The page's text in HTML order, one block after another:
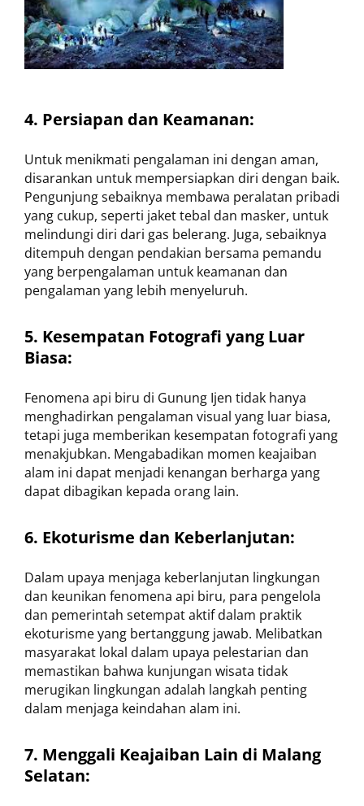
4. Persiapan dan Keamanan:
Untuk menikmati pengalaman ini dengan aman,
disarankan untuk mempersiapkan diri dengan baik.
Pengunjung sebaiknya membawa peralatan pribadi
yang cukup, seperti jaket tebal dan masker, untuk
melindungi diri dari gas belerang. Juga, sebaiknya
ditempuh dengan pendakian bersama pemandu
yang berpengalaman untuk keamanan dan
pengalaman yang lebih menyeluruh.
5. Kesempatan Fotografi yang Luar
Biasa:
Fenomena api biru di Gunung Ijen tidak hanya
menghadirkan pengalaman visual yang luar biasa,
tetapi juga memberikan kesempatan fotografi yang
menakjubkan. Mengabadikan momen keajaiban
alam ini dapat menjadi kenangan berharga yang
dapat dibagikan kepada orang lain.
6. Ekoturisme dan Keberlanjutan:
Dalam upaya menjaga keberlanjutan lingkungan
dan keunikan fenomena api biru, para pengelola
dan pemerintah setempat aktif dalam praktik
ekoturisme yang bertanggung jawab. Melibatkan
masyarakat lokal dalam upaya pelestarian dan
memastikan bahwa kunjungan wisata tidak
merugikan lingkungan adalah langkah penting
dalam menjaga keindahan alam ini.
7. Menggali Keajaiban Lain di Malang
Selatan: